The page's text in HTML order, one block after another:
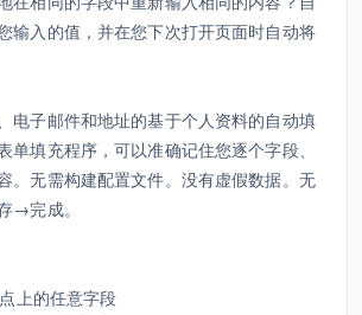
输入的值，并在您下次打开页面时自动将
电子邮件和地址的基于个人资料的自动填
单填充程序，可以准确记住您逐个字段、
。无需构建配置文件。没有虚假数据。无
→完成。
上的任意字段